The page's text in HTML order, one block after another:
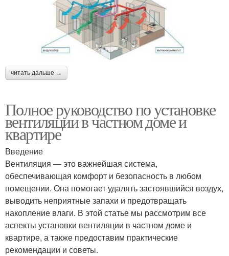
читать дальше →
Полное руководство по установке
вентиляции в частном доме и
квартире
Введение
Вентиляция — это важнейшая система,
обеспечивающая комфорт и безопасность в любом
помещении. Она помогает удалять застоявшийся воздух,
выводить неприятные запахи и предотвращать
накопление влаги. В этой статье мы рассмотрим все
аспекты установки вентиляции в частном доме и
квартире, а также предоставим практические
рекомендации и советы.